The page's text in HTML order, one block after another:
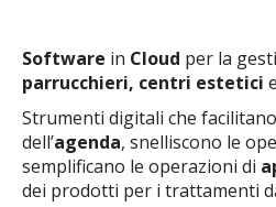
Software in Cloud per la
parrucchieri, centri estetici e
Strumenti digitali che
dell’agenda, snelliscono le
semplificano le operazioni di
dei prodotti per i trattamenti